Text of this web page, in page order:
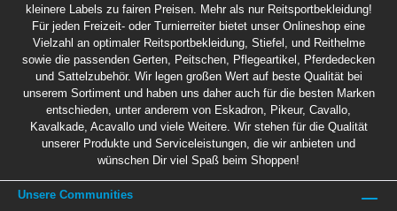
kleinere Labels zu fairen Preisen. Mehr als nur Reitsportbekleidung!
Für jeden Freizeit- oder Turnierreiter bietet unser Onlineshop eine
Vielzahl an optimaler Reitsportbekleidung, Stiefel, und Reithelme
sowie die passenden Gerten, Peitschen, Pflegeartikel, Pferdedecken
und Sattelzubehör. Wir legen großen Wert auf beste Qualität bei
unserem Sortiment und haben uns daher auch für die besten Marken
entschieden, unter anderem von Eskadron, Pikeur, Cavallo,
Kavalkade, Acavallo und viele Weitere. Wir stehen für die Qualität
unserer Produkte und Serviceleistungen, die wir anbieten und
wünschen Dir viel Spaß beim Shoppen!
Unsere Communities